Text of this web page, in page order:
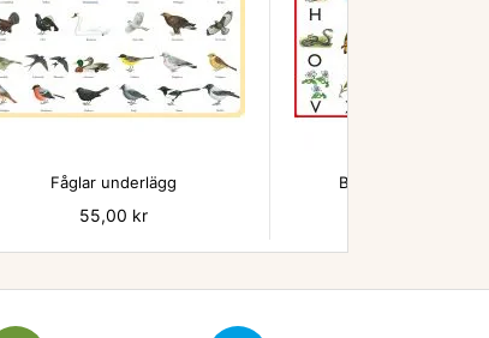

Fåglar underlägg
Pris
55,00 kr
Beskow ABC